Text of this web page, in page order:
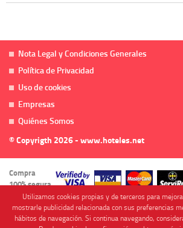
Nota Legal y Condiciones Generales
Política de Privacidad
Uso de cookies
Empresas
Quiénes Somos
© Copyrigth 2026 - www.hoteles.net
Compra
100% segura
Utilizamos cookies propias y de terceros para
mostrarle publicidad relacionada con sus preferencias
hábitos de navegación. Si continua navegando,